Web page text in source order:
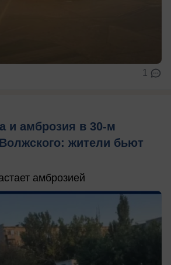
1
и амброзия в 30‑м
жители бьют
амброзией